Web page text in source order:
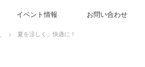
イベント情報 お問い合わせ
夏を涼しく、快適に！